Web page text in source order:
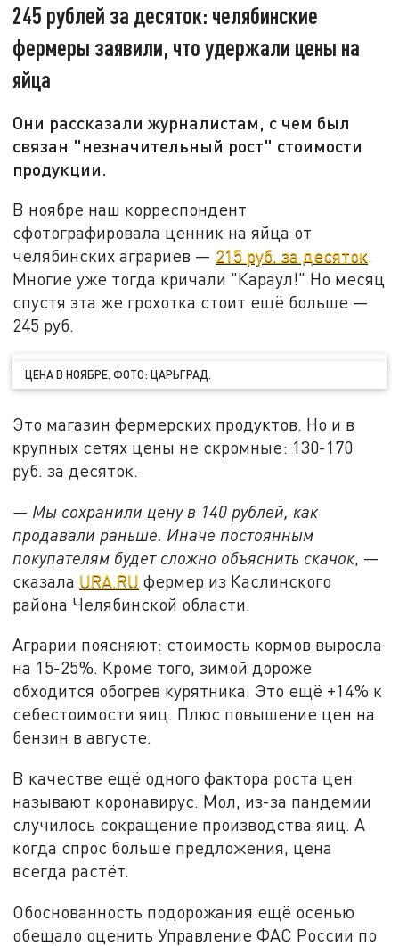
245 рублей за десяток: челябинские
фермеры заявили, что удержали цены на
яйца
Они рассказали журналистам, с чем был
связан "незначительный рост" стоимости
продукции.
В ноябре наш корреспондент
сфотографировала ценник на яйца от
челябинских аграриев — 215 руб. за десяток.
Многие уже тогда кричали "Караул!" Но месяц
спустя эта же грохотка стоит ещё больше —
245 руб.
ЦЕНА В НОЯБРЕ. ФОТО: ЦАРЬГРАД.
Это магазин фермерских продуктов. Но и в
крупных сетях цены не скромные: 130-170
руб. за десяток.
— Мы сохранили цену в 140 рублей, как
продавали раньше. Иначе постоянным
покупателям будет сложно объяснить скачок, —
сказала URA.RU фермер из Каслинского
района Челябинской области.
Аграрии поясняют: стоимость кормов выросла
на 15-25%. Кроме того, зимой дороже
обходится обогрев курятника. Это ещё +14% к
себестоимости яиц. Плюс повышение цен на
бензин в августе.
В качестве ещё одного фактора роста цен
называют коронавирус. Мол, из-за пандемии
случилось сокращение производства яиц. А
когда спрос больше предложения, цена
всегда растёт.
Обоснованность подорожания ещё осенью
обещало оценить Управление ФАС России по